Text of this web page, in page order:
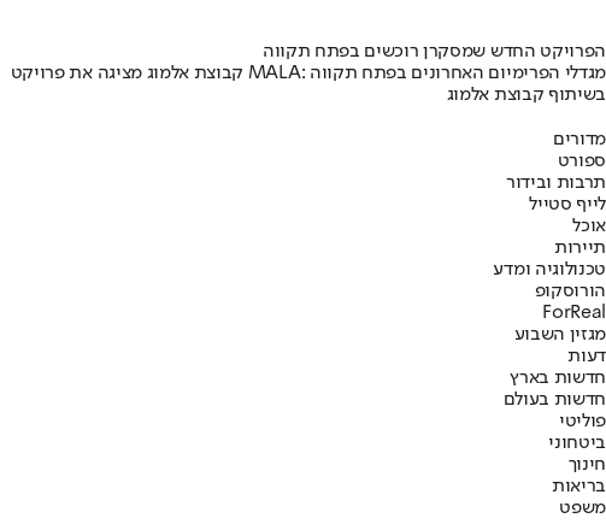
הפרויקט החדש שמסקרן רוכשים בפתח תקווה
קבוצת אלמוג מציגה את פרויקט MALA: מגדלי הפרימיום האחרונים בפתח תקווה
בשיתוף קבוצת אלמוג
מדורים
ספורט
תרבות ובידור
לייף סטייל
אוכל
תיירות
טכנולוגיה ומדע
הורוסקופ
ForReal
מגזין השבוע
דעות
חדשות בארץ
חדשות בעולם
פוליטי
ביטחוני
חינוך
בריאות
משפט